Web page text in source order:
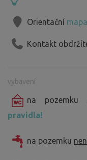
Orientační mapa
Kontakt
vybavení
na pozemku
pravidla!
na pozemku